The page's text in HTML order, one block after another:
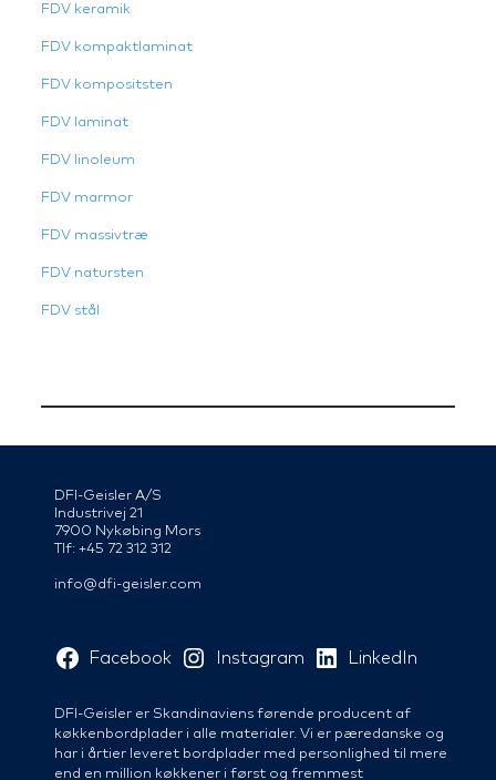
FDV keramik
FDV kompaktlaminat
FDV kompositsten
FDV laminat
FDV linoleum
FDV marmor
FDV massivtræ
FDV natursten
FDV stål
DFI-Geisler A/S
Industrivej 21
7900 Nykøbing Mors
Tlf: +45 72 312 312
info@dfi-geisler.com
Facebook Instagram LinkedIn
DFI-Geisler er Skandinaviens førende producent af
køkkenbordplader i alle materialer. Vi er pæredanske og
har i årtier leveret bordplader med personlighed til mere
end en million køkkener i først og fremmest